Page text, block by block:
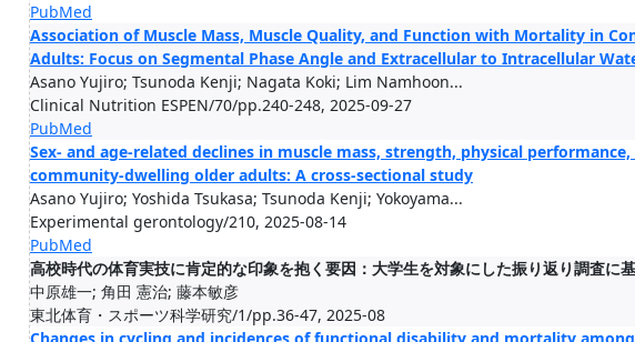
PubMed
Association of Muscle Mass, Muscle Quality, and Function with Mortality in
Adults: Focus on Segmental Phase Angle and Extracellular to Intracellular
Asano Yujiro; Tsunoda Kenji; Nagata Koki; Lim Namhoon...
Clinical Nutrition ESPEN/70/pp.240-248, 2025-09-27
PubMed
Sex- and age-related declines in muscle mass, strength, physical
community-dwelling older adults: A cross-sectional study
Asano Yujiro; Yoshida Tsukasa; Tsunoda Kenji; Yokoyama...
Experimental gerontology/210, 2025-08-14
PubMed
高校時代の体育実技に肯定的な印象を抱く要因：大学生を対象にした振り返り調査に
中原雄一; 角田 憲治; 藤本敏彦
東北体育・スポーツ科学研究/1/pp.36-47, 2025-08